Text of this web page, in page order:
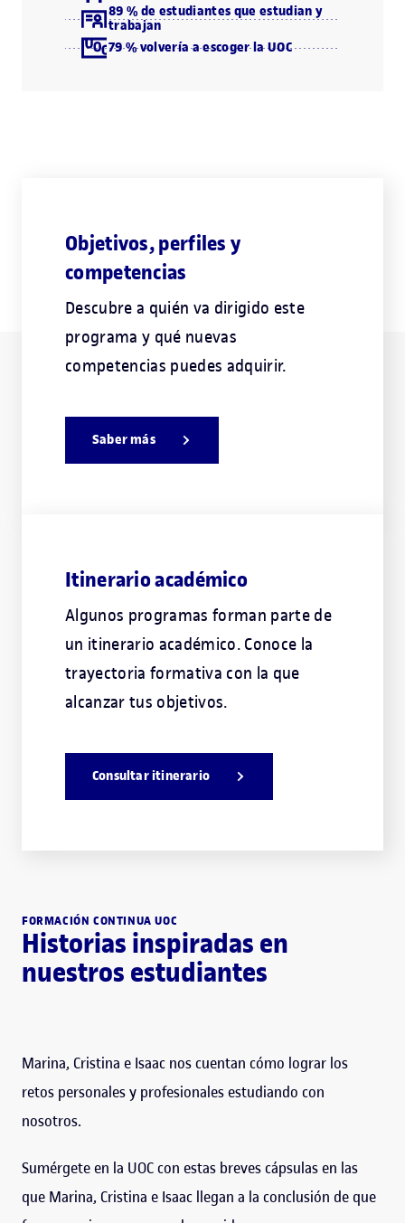
89 % de estudiantes que estudian y
trabajan
79 % volvería a escoger la UOC
Objetivos, perfiles y
competencias
Descubre a quién va dirigido este
programa y qué nuevas
competencias puedes adquirir.
Saber más
Itinerario académico
Algunos programas forman parte de
un itinerario académico. Conoce la
trayectoria formativa con la que
alcanzar tus objetivos.
Consultar itinerario
FORMACIÓN CONTINUA UOC
Historias inspiradas en
nuestros estudiantes
Marina, Cristina e Isaac nos cuentan cómo lograr los
retos personales y profesionales estudiando con
nosotros.
Sumérgete en la UOC con estas breves cápsulas en las
que Marina, Cristina e Isaac llegan a la conclusión de que